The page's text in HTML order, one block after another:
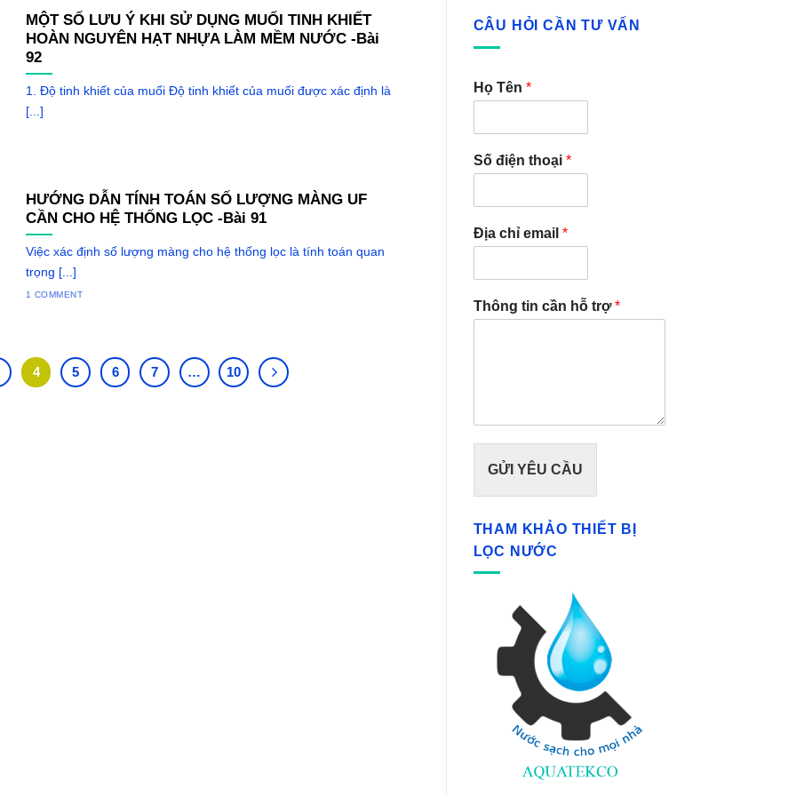
MỘT SỐ LƯU Ý KHI SỬ DỤNG MUỐI TINH KHIẾT
HOÀN NGUYÊN HẠT NHỰA LÀM MỀM NƯỚC -Bài
92
1. Độ tinh khiết của muối Độ tinh khiết của muối được xác định là
[...]
HƯỚNG DẪN TÍNH TOÁN SỐ LƯỢNG MÀNG UF
CẦN CHO HỆ THỐNG LỌC -Bài 91
Việc xác định số lượng màng cho hệ thống lọc là tính toán quan
trọng [...]
1 COMMENT
4 5 6 7 … 10
CÂU HỎI CẦN TƯ VẤN
Họ Tên *
Số điện thoại *
Địa chỉ email *
Thông tin cần hỗ trợ*
GỬI YÊU CẦU
THAM KHẢO THIẾT BỊ
LỌC NƯỚC